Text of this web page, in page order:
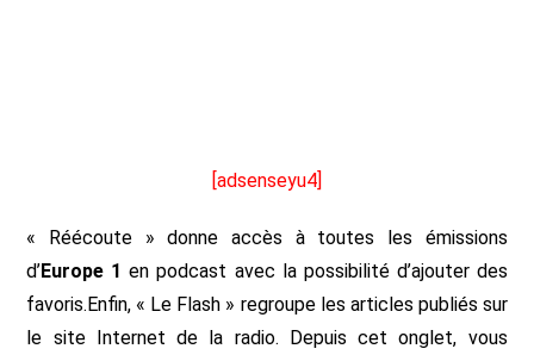
[adsenseyu4]
« Réécoute » donne accès à toutes les émissions
d’Europe 1 en podcast avec la possibilité d’ajouter des
favoris.Enfin, « Le Flash » regroupe les articles publiés sur
le site Internet de la radio. Depuis cet onglet, vous